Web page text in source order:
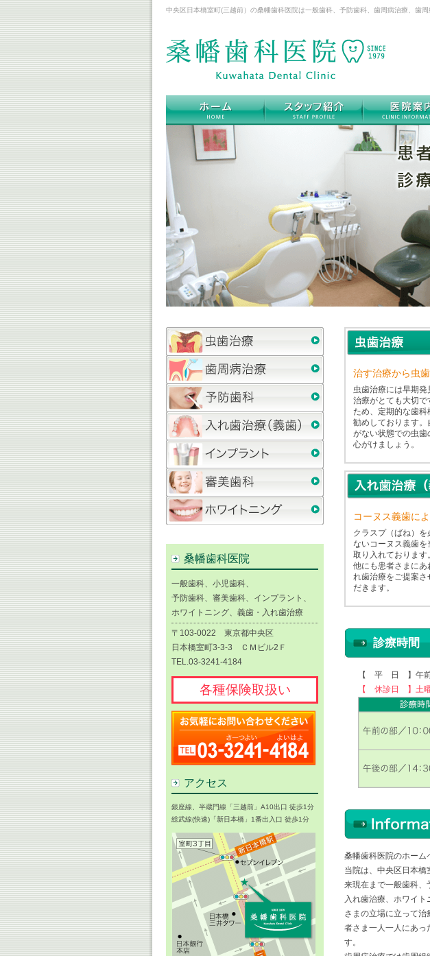
中央区日本橋室町(三越前）の桑幡歯科医院は一般歯科、予防歯科、歯周病治療、歯
治す治療から虫
虫歯治療には早期発
治療がとても大切で
ため、定期的な歯科
勧めしております。
がない状態での虫歯
心がけましょう。
コーヌス義歯に
クラスプ（ばね）を
ないコーヌス義歯を
取り入れております
他にも患者さまにあ
れ歯治療をご提案さ
だきます。
診療時間
【 平 日 】午前
【 休診日 】土
桑幡歯科医院のホーム
当院は、中央区日本
来現在まで一般歯科、
入れ歯治療、ホワイ
さまの立場に立って
者さま一人一人にあっ
す。
桑幡歯科医院
一般歯科、小児歯科、
予防歯科、審美歯科、インプラント、
ホワイトニング、義歯・入れ歯治療
〒103-0022 東京都中央区
日本橋室町3-3-3 ＣＭビル2Ｆ
TEL.03-3241-4184
各種保険取扱い
アクセス
銀座線、半蔵門線「三越前」A10出口 徒歩1分
総武線(快速)「新日本橋」1番出入口 徒歩1分